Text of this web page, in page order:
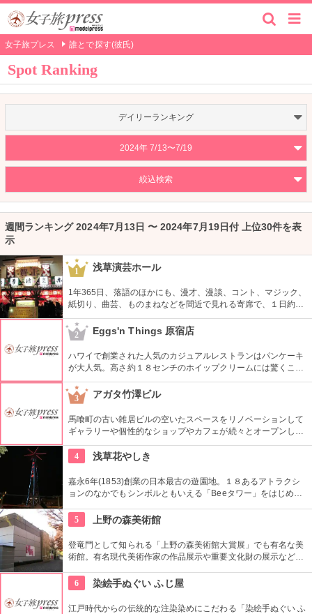
女子旅プレス 誰とで探す(彼氏)
Spot Ranking
デイリーランキング
2024年 7/13〜7/19
絞込検索
週間ランキング 2024年7月13日 〜 2024年7月19日付 上位30件を表
示
1 浅草演芸ホール
1年365日、落語のほかにも、漫才、漫談、コント、マジック、
紙切り、曲芸、ものまねなどを間近で見れる寄席で、１日約４
０組が出演する。昼・夜の部を通しで見ることができ、全席自
由席。
2 Eggs'n Things 原宿店
ハワイで創業された人気のカジュアルレストランはパンケーキ
が大人気。高さ約１８センチのホイップクリームには驚くこと
間違いなし。朝食メニューもおすすめ。
3
アガタ竹澤ビル
馬喰町の古い雑居ビルの空いたスペースをリノベーションして
ギャラリーや個性的なショップやカフェが続々とオープンした
複合施設。一見普通のビルだが、中はクリエイターたちが集う
注目を浴びるアートビルとなっている。
4 浅草花やしき
嘉永6年(1853)創業の日本最古の遊園地。１８あるアトラクシ
ョンのなかでもシンボルともいえる「Beeタワー」をはじめ、
が揃う。
5 上野の森美術館
登竜門として知られる「上野の森美術館大賞展」でも有名な美
術館。有名現代美術作家の作品展示や重要文化財の展示など、
休めるのもいかが？
6 染絵手ぬぐい ふじ屋
江戸時代からの伝統的な注染染めにこだわる「染絵手ぬぐい ふ